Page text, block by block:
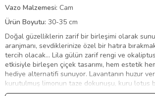
Vazo Malzemesi: Cam
Ürün Boyutu: 30-35 cm
Doğal güzelliklerin zarif bir birleşimi olarak
aranjmanı, sevdiklerinize özel bir hatıra
tercih olacak… Lila gülün zarif rengi ve
etkisiyle birleşen çiçek tasarımı, hem estetik
hediye alternatifi sunuyor. Lavantanın huzur
kurutulmuş limonun taze dokunuşu, kuru lotus
zarafeti ve mirkeladusun canlı renkleri ile